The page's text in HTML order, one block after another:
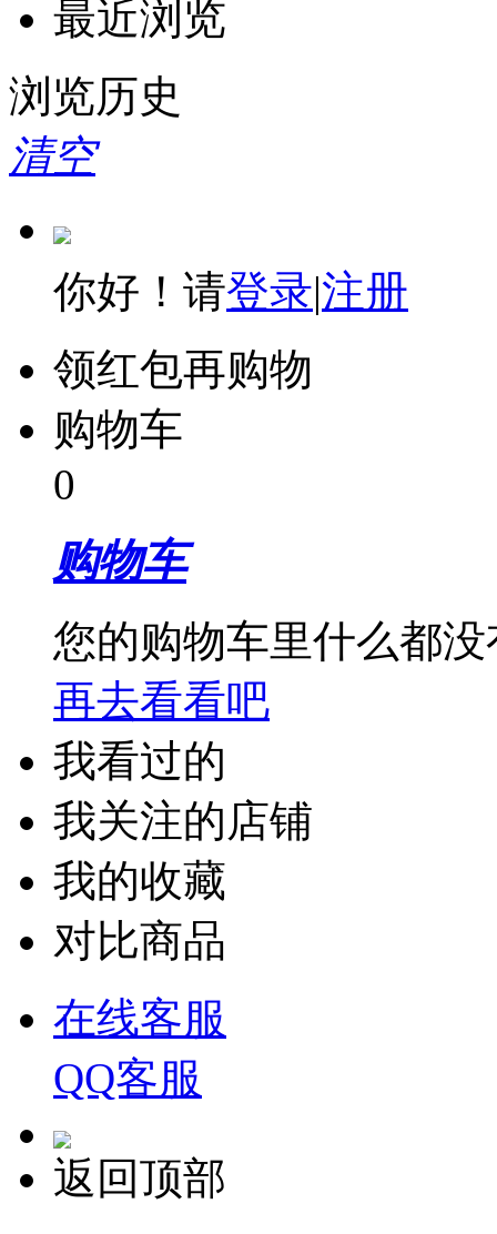
最近浏览
浏览历史
清空
你好！请登录|注册
领红包再购物
购物车
0
购物车
您的购物车里什么都没
再去看看吧
我看过的
我关注的店铺
我的收藏
对比商品
在线客服
QQ客服
返回顶部